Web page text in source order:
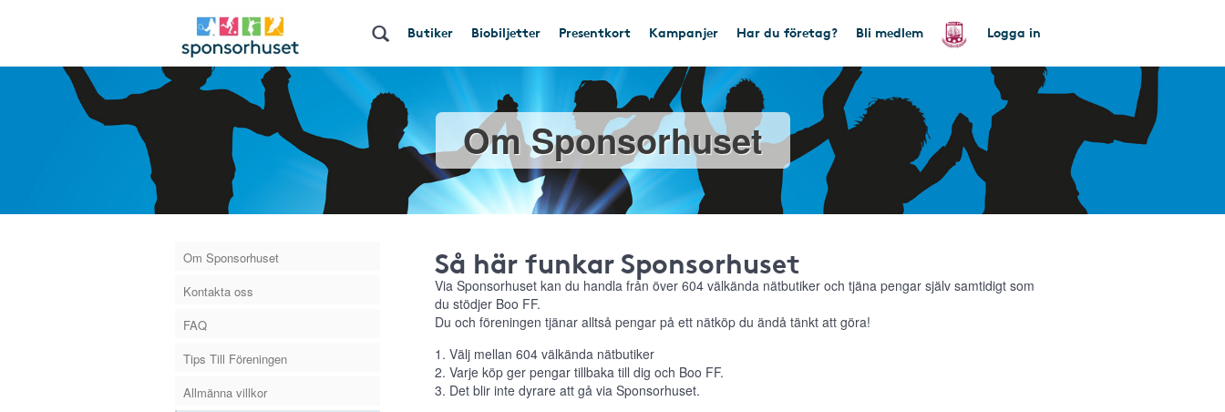
Butiker Biobiljetter Presentkort Kampanjer Har du företag? Bli medlem Logga in
Om Sponsorhuset
Om Sponsorhuset
Kontakta oss
FAQ
Tips Till Föreningen
Allmänna villkor
Så här funkar Sponsorhuset
Via Sponsorhuset kan du handla från över 604 välkända nätbutiker och tjäna pengar själv samtidigt som
du stödjer Boo FF.
Du och föreningen tjänar alltså pengar på ett nätköp du ändå tänkt att göra!
1. Välj mellan 604 välkända nätbutiker
2. Varje köp ger pengar tillbaka till dig och Boo FF.
3. Det blir inte dyrare att gå via Sponsorhuset.